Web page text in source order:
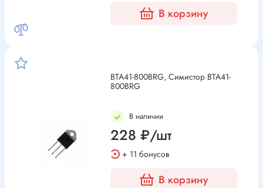
В корзину
BTA41-800BRG, Симистор BTA41-
800BRG
В наличии
228 ₽/шт
+ 11 бонусов
В корзину